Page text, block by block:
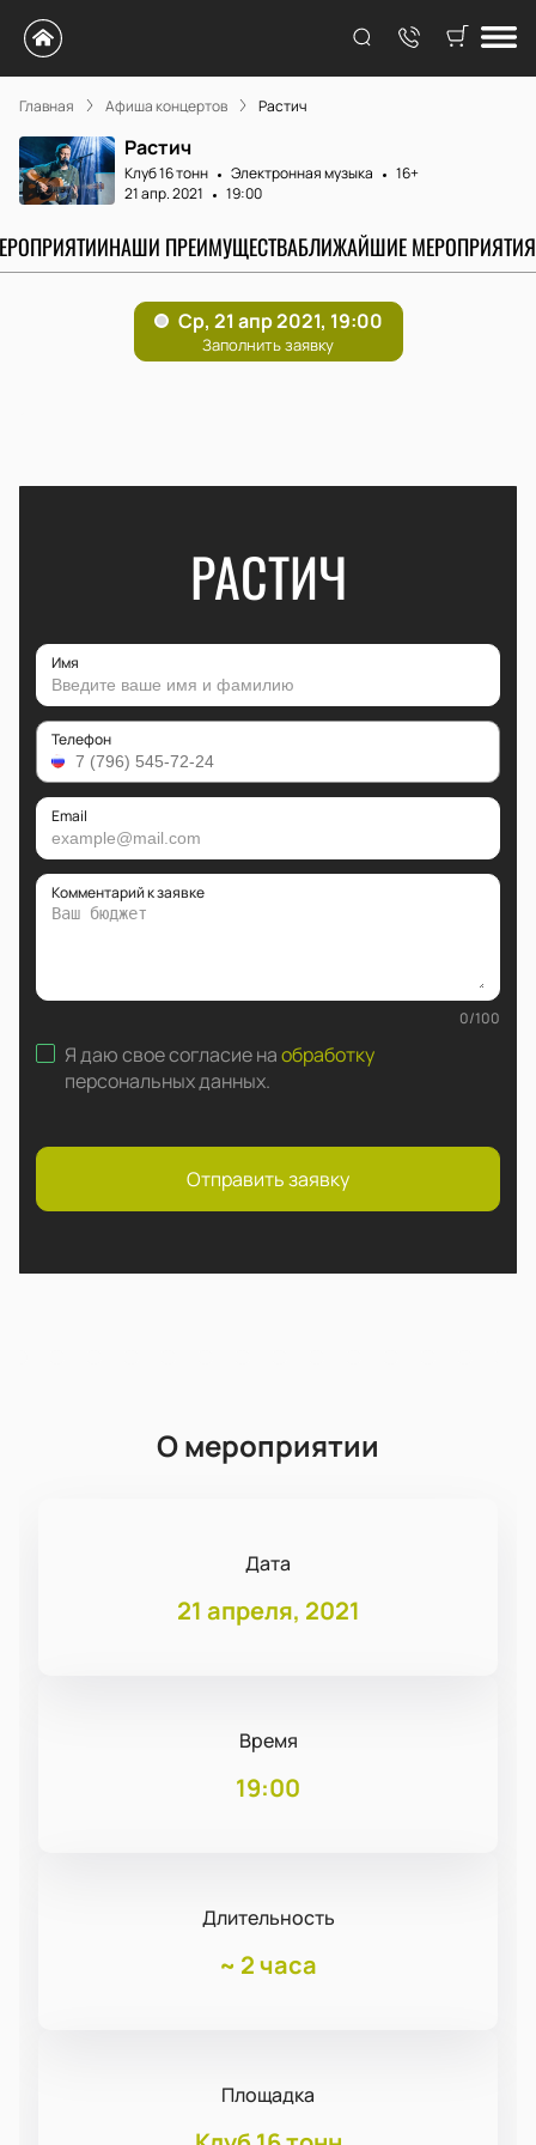
Главная Афиша концертов Растич
Растич
Клуб 16 тонн Электронная музыка
16+
21 апр. 2021
19:00
НАШИ ПРЕИМУЩЕСТВАБЛИЖАЙШИЕ МЕРОПРИЯТИЯ
РАСТИЧ
Имя
Телефон
Email
Комментарий к заявке
0/100
Я даю свое согласие наобработку
персональных данных.
Отправить заявку
О мероприятии
Дата
21 апреля, 2021
Время
19:00
Длительность
~ 2 часа
Площадка